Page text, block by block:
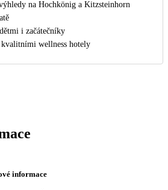
na Hochkönig a Kitzsteinhorn
i začátečníky
wellness hotely
informace